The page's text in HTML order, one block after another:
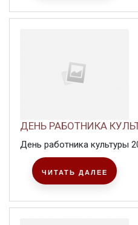
ДЕНЬ РАБОТНИКА
День работника культуры
ЧИТАТЬ ДАЛЕЕ